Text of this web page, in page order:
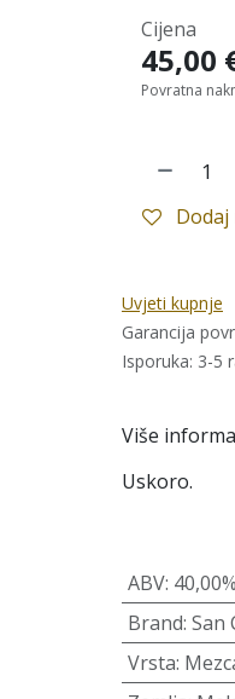
Dodaj
Cijena
45,00
Povratna
Uvjeti kupnje
Garancija
Isporuka: 3-5
Više
Uskoro.
ABV: 40,00%
Brand: San
Vrsta: